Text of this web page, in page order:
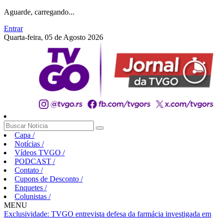
Aguarde, carregando...
Entrar
Quarta-feira, 05 de Agosto 2026
Capa /
Notícias /
Vídeos TVGO /
PODCAST /
Contato /
Cupons de Desconto /
Enquetes /
Colunistas /
MENU
Exclusividade: TVGO entrevista defesa da farmácia investigada em